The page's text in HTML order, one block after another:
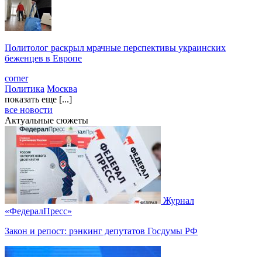
Политолог раскрыл мрачные перспективы украинских
беженцев в Европе
corner
Политика Москва
показать еще [...]
все новости
Актуальные сюжеты
Журнал
«ФедералПресс»
Закон и репост: рэнкинг депутатов Госдумы РФ